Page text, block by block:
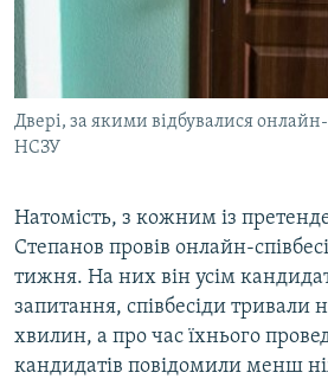
Двері, за якими відбувалися онлайн-
НСЗУ
Натомість, з кожним із
Степанов провів онлайн-
тижня. На них він усім
запитання, співбесіди тривали
хвилин, а про час їхнього
кандидатів повідомили менш